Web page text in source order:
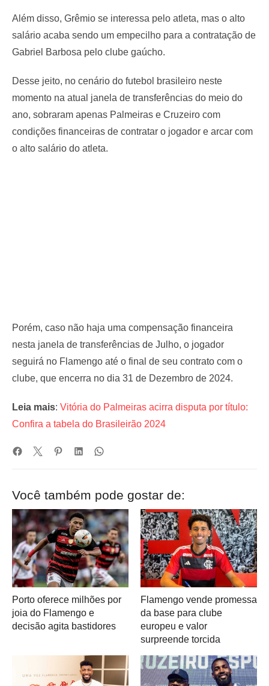
Além disso, Grêmio se interessa pelo atleta, mas o alto
salário acaba sendo um empecilho para a contratação de
Gabriel Barbosa pelo clube gaúcho.
Desse jeito, no cenário do futebol brasileiro neste
momento na atual janela de transferências do meio do
ano, sobraram apenas Palmeiras e Cruzeiro com
condições financeiras de contratar o jogador e arcar com
o alto salário do atleta.
Porém, caso não haja uma compensação financeira
nesta janela de transferências de Julho, o jogador
seguirá no Flamengo até o final de seu contrato com o
clube, que encerra no dia 31 de Dezembro de 2024.
Leia mais: Vitória do Palmeiras acirra disputa por título:
Confira a tabela do Brasileirão 2024
Você também pode gostar de:
Porto oferece milhões por
joia do Flamengo e
decisão agita bastidores
Flamengo vende promessa
da base para clube
europeu e valor
surpreende torcida